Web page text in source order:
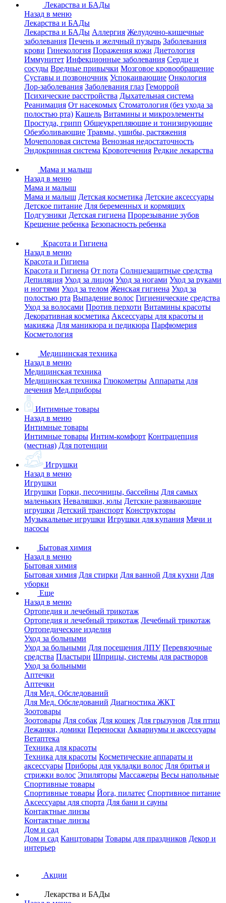
Лекарства и БАДы
Назад в меню
Лекарства и БАДы
Лекарства и БАДы Аллергия Желудочно-кишечные
заболевания Печень и желчный пузырь Заболевания
крови Гинекология Поражения кожи Диетология
Иммунитет Инфекционные заболевания Сердце и
сосуды Вредные привычки Мозговое кровообращение
Суставы и позвоночник Успокаивающие Онкология
Лор-заболевания Заболевания глаз Геморрой
Психические расстройства Дыхательная система
Реанимация От насекомых Стоматология (без ухода за
полостью рта) Кашель Витамины и микроэлементы
Простуда, грипп Общеукрепляющие и тонизирующие
Обезболивающие Травмы, ушибы, растяжения
Мочеполовая система Венозная недостаточность
Эндокринная система Кровотечения Редкие лекарства
Мама и малыш
Назад в меню
Мама и малыш
Мама и малыш Детская косметика Детские аксессуары
Детское питание Для беременных и кормящих
Подгузники Детская гигиена Прорезывание зубов
Крещение ребенка Безопасность ребенка
Красота и Гигиена
Назад в меню
Красота и Гигиена
Красота и Гигиена От пота Солнцезащитные средства
Депиляция Уход за лицом Уход за ногами Уход за руками
и ногтями Уход за телом Женская гигиена Уход за
полостью рта Выпадение волос Гигиенические средства
Уход за волосами Против перхоти Витамины красоты
Декоративная косметика Аксессуары для красоты и
макияжа Для маникюра и педикюра Парфюмерия
Косметология
Медицинская техника
Назад в меню
Медицинская техника
Медицинская техника Глюкометры Аппараты для
лечения Мед.приборы
Интимные товары
Назад в меню
Интимные товары
Интимные товары Интим-комфорт Контрацепция
(местная) Для потенции
Игрушки
Назад в меню
Игрушки
Игрушки Горки, песочницы, бассейны Для самых
маленьких Неваляшки, юлы Детские развивающие
игрушки Детский транспорт Конструкторы
Музыкальные игрушки Игрушки для купания Мячи и
насосы
Бытовая химия
Назад в меню
Бытовая химия
Бытовая химия Для стирки Для ванной Для кухни Для
уборки
Еще
Назад в меню
Ортопедия и лечебный трикотаж
Ортопедия и лечебный трикотаж Лечебный трикотаж
Ортопедические изделия
Уход за больными
Уход за больными Для посещения ЛПУ Перевязочные
средства Пластыри Шприцы, системы для растворов
Уход за больными
Аптечки
Аптечки
Для Мед. Обследований
Для Мед. Обследований Диагностика ЖКТ
Зоотовары
Зоотовары Для собак Для кошек Для грызунов Для птиц
Лежанки, домики Переноски Аквариумы и аксессуары
Ветаптека
Техника для красоты
Техника для красоты Косметические аппараты и
аксессуары Приборы для укладки волос Для бритья и
стрижки волос Эпиляторы Массажеры Весы напольные
Спортивные товары
Спортивные товары Йога, пилатес Спортивное питание
Аксессуары для спорта Для бани и сауны
Контактные линзы
Контактные линзы
Дом и сад
Дом и сад Канцтовары Товары для праздников Декор и
интерьер
Акции
Лекарства и БАДы